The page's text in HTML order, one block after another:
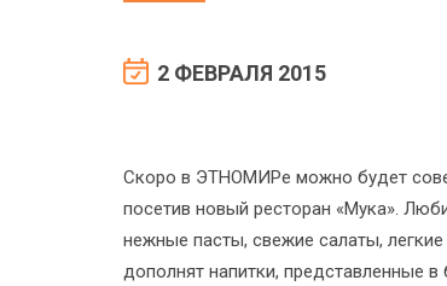
2 ФЕВРАЛЯ 2015
Скоро в ЭТНОМИРе можно будет
посетив новый ресторан «Мука».
нежные пасты, свежие салаты,
дополнят напитки, представленные в